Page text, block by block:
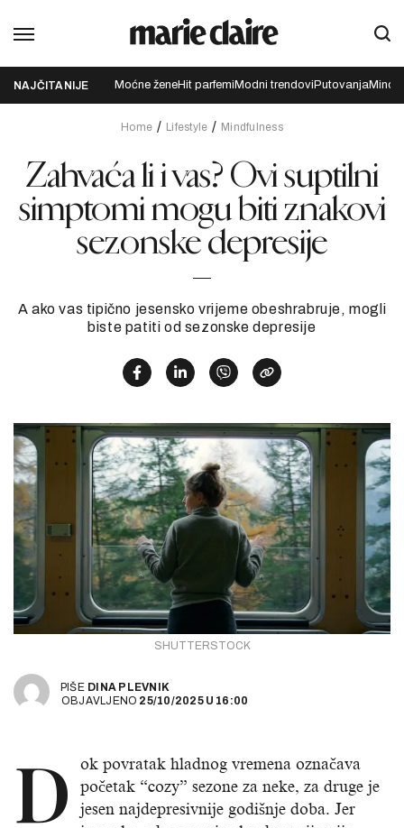
NAJČITANIJE Moćne ženeHit parfemi Modni trendovi Putovanja
Home Lifestyle Mindfulness
Zahvaća li i vas? Ovi suptilni
simptomi mogu biti znakovi
sezonske depresije
A ako vas tipično jesensko vrijeme obeshrabruje, mogli
biste patiti od sezonske depresije
SHUTTERSTOCK
PIŠE DINA PLEVNIK
OBJAVLJENO 25/10/2025 U 16:00
D
ok povratak hladnog vremena označava
početak “cozy” sezone za neke, za druge je
jesen najdepresivnije godišnje doba. Jer